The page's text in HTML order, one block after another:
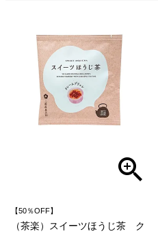
【50％OFF】
（茶楽）スイーツほうじ茶 ク